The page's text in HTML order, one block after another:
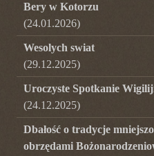
Bery w Kotorzu
(24.01.2026)
Wesolych swiat
(29.12.2025)
Uroczyste Spotkanie
(24.12.2025)
Dbałość o tradycje
obrzędami